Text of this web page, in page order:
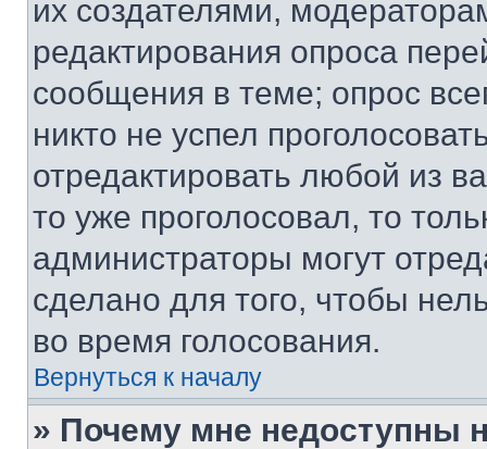
их создателями,
редактирования опроса
сообщения в теме; опрос
никто не успел
отредактировать любой из
то уже проголосовал, то
администраторы могут
сделано для того, чтобы
во время голосования.
Вернуться к началу
» Почему мне недоступны